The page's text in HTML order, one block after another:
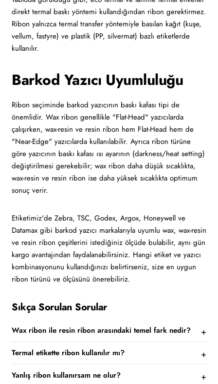
direkt termal baskı yöntemi kullandığından ribon gerektirmez.
Ribon yalnızca termal transfer yöntemiyle basılan kağıt (kuşe,
vellum, fastyre) ve plastik (PP, silvermat) bazlı etiketlerde
kullanılır.
Barkod Yazıcı Uyumluluğu
Ribon seçiminde barkod yazıcının baskı kafası tipi de
önemlidir. Wax ribon genellikle "Flat-Head" yazıcılarda
çalışırken, wax-resin ve resin ribon hem Flat-Head hem de
"Near-Edge" yazıcılarda kullanılabilir. Ayrıca ribon türüne
göre yazıcının baskı kafası ısı ayarının (darkness/heat setting)
değiştirilmesi gerekebilir; wax ribon daha düşük sıcaklıkta,
wax-resin ve resin ribon ise daha yüksek sıcaklıkta optimum
sonuç verir.
Etiketimiz'de Zebra, TSC, Godex, Argox, Honeywell ve
Datamax gibi barkod yazıcı markalarıyla uyumlu wax, wax-resin
ve resin ribon çeşitlerini istediğiniz ölçüde bulabilir, aynı gün
kargo avantajından faydalanabilirsiniz. Hangi etiket ve yazıcı
kombinasyonunu kullandığınızı belirtirseniz, size en uygun
ribon türünü ve ölçüsünü önerebiliriz.
Sıkça Sorulan Sorular
Wax ribon ile resin ribon arasındaki temel fark nedir?
Termal etikette ribon kullanılır mı?
Yanlış ribon kullanırsam ne olur?